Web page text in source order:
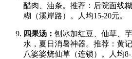
醋肉、油条。推荐：后院面线
糊（溪岸路）。人均15-20元。
四果汤： 刨冰加红豆、仙草、
水，夏日消暑神器。推荐：黄
八婆婆烧仙草（连锁）。人均8-